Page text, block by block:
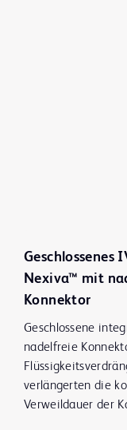
Geschlossenes
Nexiva™ mit
Konnektor
Geschlossene
nadelfreie
verlängerten die
Verweildauer der